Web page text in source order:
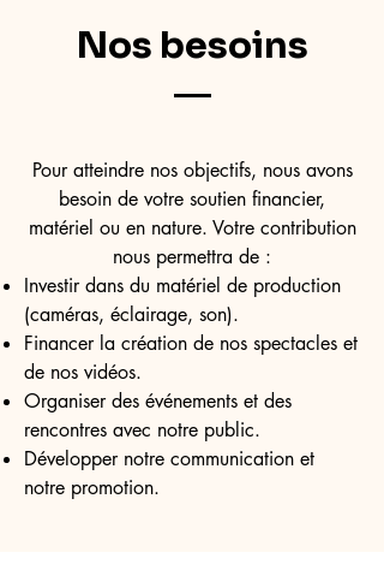
Nos besoins
Pour atteindre nos objectifs, nous avons
besoin de votre soutien financier,
matériel ou en nature. Votre contribution
nous permettra de :
Investir dans du matériel de production
(caméras, éclairage, son).
Financer la création de nos spectacles et
de nos vidéos.
Organiser des événements et des
rencontres avec notre public.
Développer notre communication et
notre promotion.